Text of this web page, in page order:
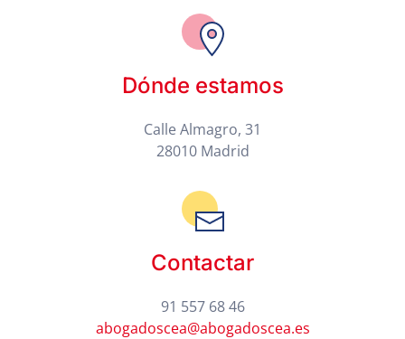
Dónde estamos
Calle Almagro, 31
28010 Madrid
Contactar
91 557 68 46
abogadoscea@abogadoscea.es